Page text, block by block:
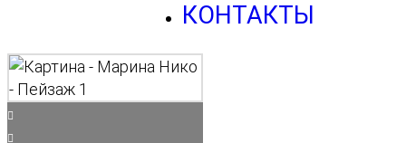
КОНТАКТЫ